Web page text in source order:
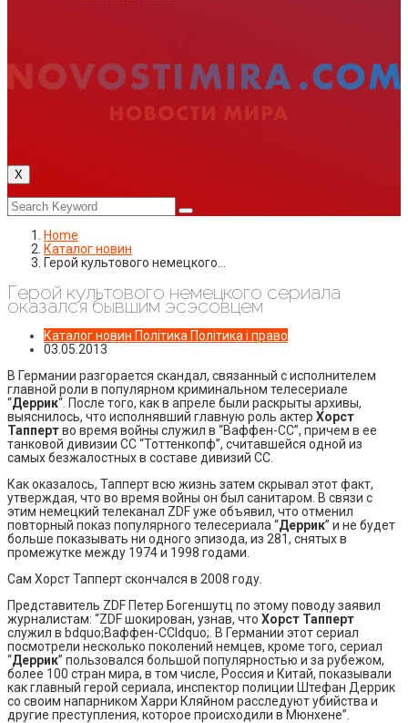
X
Home
Каталог новин
Герой культового немецкого…
Герой культового немецкого сериала
оказался бывшим эсэсовцем
Каталог новин Політика Політика і право
03.05.2013
В Германии разгорается скандал, связанный с исполнителем
главной роли в популярном криминальном телесериале
“Деррик“. После того, как в апреле были раскрыты архивы,
выяснилось, что исполнявший главную роль актер Хорст
Таппертво время войны служил в “Ваффен-СС”, причем в ее
танковой дивизии СС “Тоттенкопф”, считавшейся одной из
самых безжалостных в составе дивизий СС.
Как оказалось, Тапперт всю жизнь затем скрывал этот факт,
утверждая, что во время войны он был санитаром. В связи с
этим немецкий телеканал ZDF уже объявил, что отменил
повторный показ популярного телесериала “Деррик” и не будет
больше показывать ни одного эпизода, из 281, снятых в
промежутке между 1974 и 1998 годами.
Сам Хорст Тапперт скончался в 2008 году.
Представитель ZDF Петер Богеншутц по этому поводу заявил
журналистам: “ZDF шокирован, узнав, что Хорст Тапперт
служил в bdquo;Ваффен-ССldquo;. В Германии этот сериал
посмотрели несколько поколений немцев, кроме того, сериал
“Деррик” пользовался большой популярностью и за рубежом,
более 100 стран мира, в том числе, Россия и Китай, показывали
как главный герой сериала, инспектор полиции Штефан Деррик
со своим напарником Харри Кляйном расследуют убийства и
другие преступления, которое происходили в Мюнхене”.